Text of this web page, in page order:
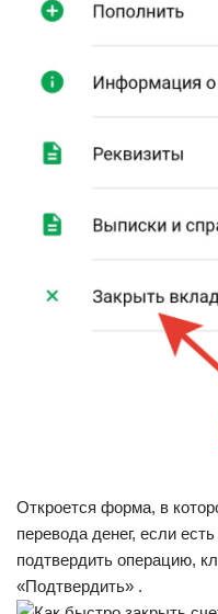
Откроется форма, в
перевода денег, если
подтвердить операцию,
«Подтвердить» .